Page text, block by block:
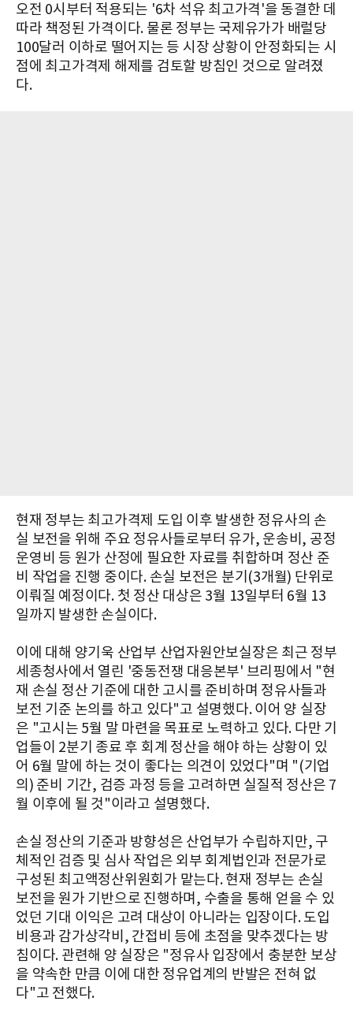
오전 0시부터 적용되는 '6차 석유 최고가격'을 동결한 데
따라 책정된 가격이다. 물론 정부는 국제유가가 배럴당
100달러 이하로 떨어지는 등 시장 상황이 안정화되는 시
점에 최고가격제 해제를 검토할 방침인 것으로 알려졌
다.
현재 정부는 최고가격제 도입 이후 발생한 정유사의 손
실 보전을 위해 주요 정유사들로부터 유가, 운송비, 공정
운영비 등 원가 산정에 필요한 자료를 취합하며 정산 준
비 작업을 진행 중이다. 손실 보전은 분기(3개월) 단위로
이뤄질 예정이다. 첫 정산 대상은 3월 13일부터 6월 13
일까지 발생한 손실이다.
이에 대해 양기욱 산업부 산업자원안보실장은 최근 정부
세종청사에서 열린 '중동전쟁 대응본부' 브리핑에서 "현
재 손실 정산 기준에 대한 고시를 준비하며 정유사들과
보전 기준 논의를 하고 있다"고 설명했다. 이어 양 실장
은 "고시는 5월 말 마련을 목표로 노력하고 있다. 다만 기
업들이 2분기 종료 후 회계 정산을 해야 하는 상황이 있
어 6월 말에 하는 것이 좋다는 의견이 있었다"며 "(기업
의) 준비 기간, 검증 과정 등을 고려하면 실질적 정산은 7
월 이후에 될 것"이라고 설명했다.
손실 정산의 기준과 방향성은 산업부가 수립하지만, 구
체적인 검증 및 심사 작업은 외부 회계법인과 전문가로
구성된 최고액정산위원회가 맡는다. 현재 정부는 손실
보전을 원가 기반으로 진행하며, 수출을 통해 얻을 수 있
었던 기대 이익은 고려 대상이 아니라는 입장이다. 도입
비용과 감가상각비, 간접비 등에 초점을 맞추겠다는 방
침이다. 관련해 양 실장은 "정유사 입장에서 충분한 보상
을 약속한 만큼 이에 대한 정유업계의 반발은 전혀 없
다"고 전했다.